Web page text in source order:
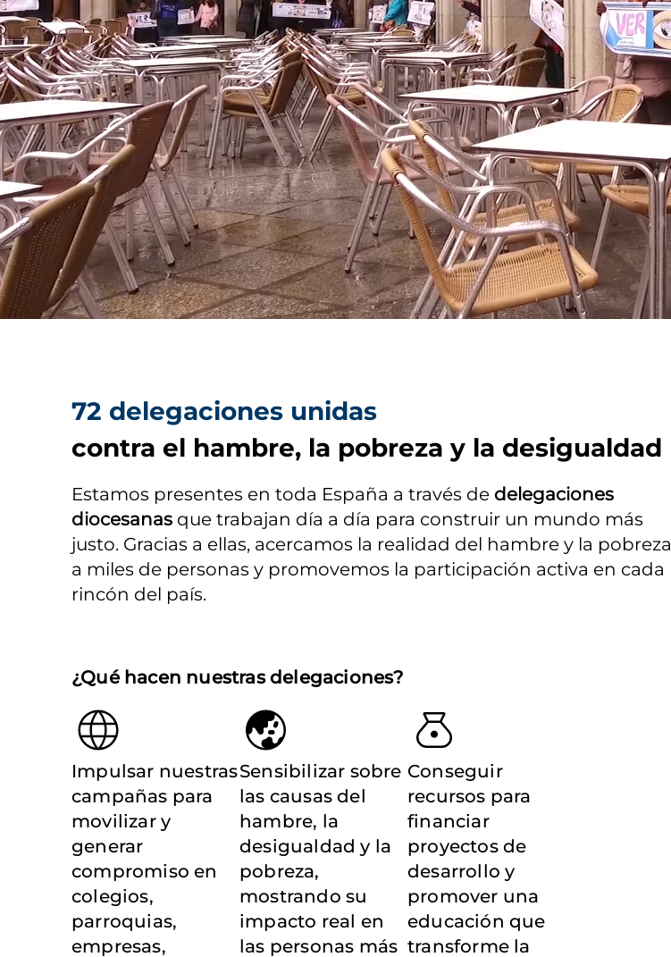
72 delegaciones unidas
contra el hambre, la pobreza y la desigualdad
Estamos presentes en toda España a través de delegaciones
diocesanas que trabajan día a día para construir un mundo más
justo. Gracias a ellas, acercamos la realidad del hambre y la pobreza
a miles de personas y promovemos la participación activa en cada
rincón del país.
¿Qué hacen nuestras delegaciones?
Impulsar nuestras
campañas para
movilizar y
generar
compromiso en
colegios,
parroquias,
empresas,
Sensibilizar sobre
las causas del
hambre, la
desigualdad y la
pobreza,
mostrando su
impacto real en
las personas más
Conseguir
recursos para
financiar
proyectos de
desarrollo y
promover una
educación que
transforme la